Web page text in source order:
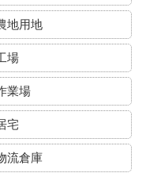
地用地
場
業場
宅
流倉庫